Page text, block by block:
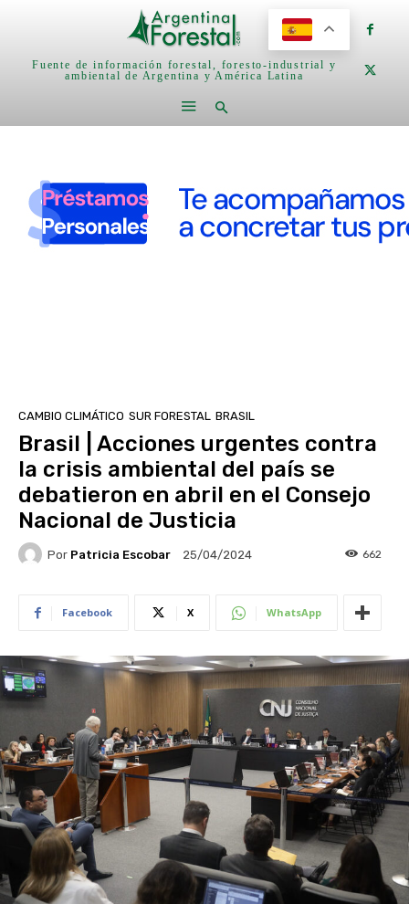
Fuente de información forestal, foresto-industrial y
ambiental de Argentina y América Latina
CAMBIO CLIMÁTICO SUR FORESTAL BRASIL
Brasil | Acciones urgentes contra
la crisis ambiental del país se
debatieron en abril en el Consejo
Nacional de Justicia
Por Patricia Escobar 25/04/2024 662
Facebook X WhatsApp